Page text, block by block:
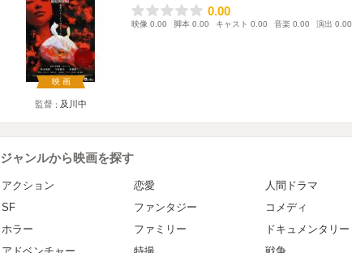
映画
監督 及川中
0.00
0.00
映像 0.00 脚本 0.00 キャスト 0.00 音楽 0.00 演出 0.00
ジャンルから映画を探す
アクション 恋愛 人間ドラマ
SF
ファンタジー コメディ
ホラー
ファミリー ドキュメンタリー